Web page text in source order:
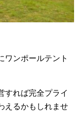
ワンポールテント
すれば完全プライ
えるかもしれませ